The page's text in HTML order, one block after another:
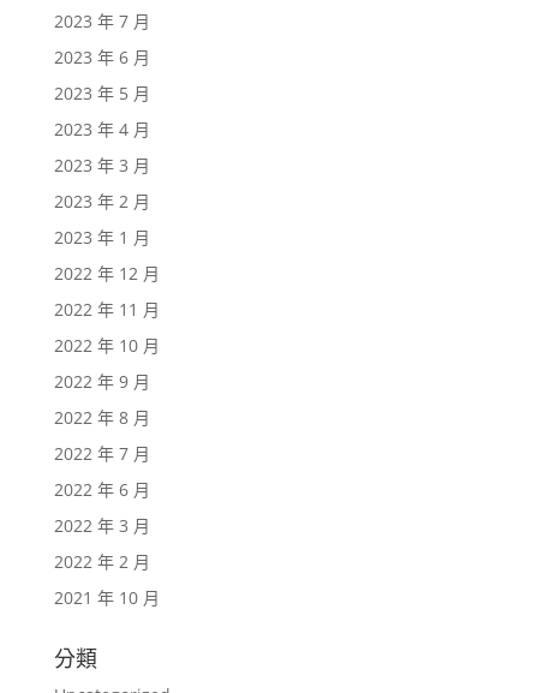
2023 年 7 月
2023 年 6 月
2023 年 5 月
2023 年 4 月
2023 年 3 月
2023 年 2 月
2023 年 1 月
2022 年 12 月
2022 年 11 月
2022 年 10 月
2022 年 9 月
2022 年 8 月
2022 年 7 月
2022 年 6 月
2022 年 3 月
2022 年 2 月
2021 年 10 月
分類